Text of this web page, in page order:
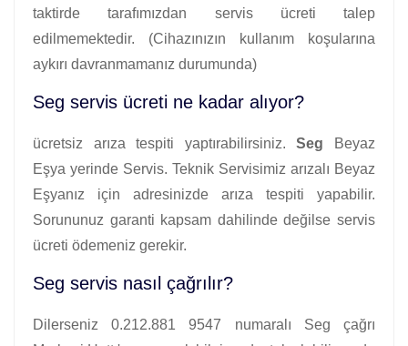
taktirde tarafımızdan servis ücreti talep
edilmemektedir. (Cihazınızın kullanım koşularına
aykırı davranmamanız durumunda)
Seg servis ücreti ne kadar alıyor?
ücretsiz arıza tespiti yaptırabilirsiniz.Seg Beyaz
Eşya yerinde Servis. Teknik Servisimiz arızalı Beyaz
Eşyanız için adresinizde arıza tespiti yapabilir.
Sorununuz garanti kapsam dahilinde değilse servis
ücreti ödemeniz gerekir.
Seg servis nasıl çağrılır?
Dilerseniz 0.212.881 9547 numaralı Seg çağrı